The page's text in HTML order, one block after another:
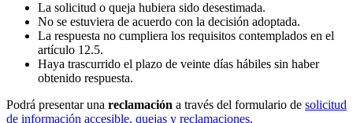
La solicitud o queja hubiera sido desestimada.
No se estuviera de acuerdo con la decisión adoptada.
La respuesta no cumpliera los requisitos contemplados en el
artículo 12.5.
Haya trascurrido el plazo de veinte días hábiles sin haber
obtenido respuesta.
Podrá presentar una reclamación a través del formulario de solicitud
de información accesible, quejas y reclamaciones.